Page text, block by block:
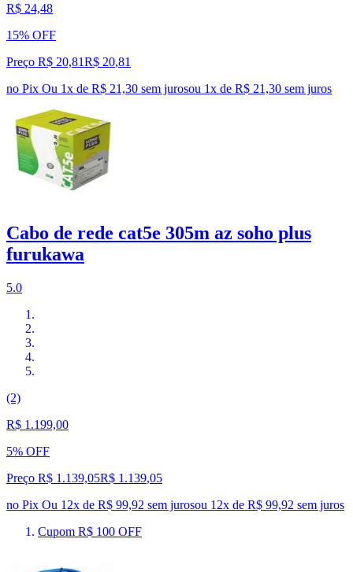
R$ 24,48
15% OFF
Preço R$ 20,81R$ 20,81
no Pix Ou 1x de R$ 21,30 sem jurosou 1x de R$ 21,30 sem juros
Cabo de rede cat5e 305m az soho plus
furukawa
5.0
(2)
R$ 1.199,00
5% OFF
Preço R$ 1.139,05R$ 1.139,05
no Pix Ou 12x de R$ 99,92 sem jurosou 12x de R$ 99,92 sem juros
Cupom R$ 100 OFF